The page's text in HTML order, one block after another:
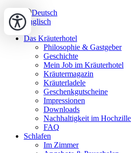
Deutsch
Englisch
Das Kräuterhotel
Philosophie & Gastgeber
Geschichte
Mein Job im Kräuterhotel
Kräutermagazin
Kräuterladele
Geschenkgutscheine
Impressionen
Downloads
Nachhaltigkeit im
FAQ
Schlafen
Im Zimmer